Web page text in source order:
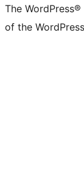
The
of the